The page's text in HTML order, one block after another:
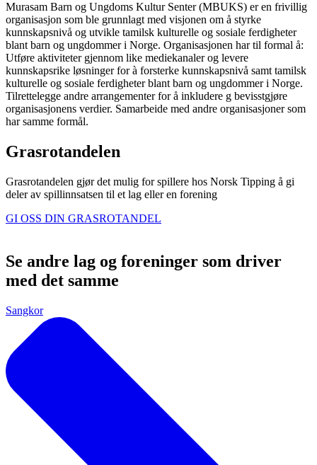
Murasam Barn og Ungdoms Kultur Senter (MBUKS) er en frivillig
organisasjon som ble grunnlagt med visjonen om å styrke
kunnskapsnivå og utvikle tamilsk kulturelle og sosiale ferdigheter
blant barn og ungdommer i Norge. Organisasjonen har til formal å:
Utføre aktiviteter gjennom like mediekanaler og levere
kunnskapsrike løsninger for à forsterke kunnskapsnivå samt tamilsk
kulturelle og sosiale ferdigheter blant barn og ungdommer i Norge.
Tilrettelegge andre arrangementer for å inkludere g bevisstgjøre
organisasjonens verdier. Samarbeide med andre organisasjoner som
har samme formål.
Grasrotandelen
Grasrotandelen gjør det mulig for spillere hos Norsk Tipping å gi
deler av spillinnsatsen til et lag eller en forening
GI OSS DIN GRASROTANDEL
Se andre lag og foreninger som driver
med det samme
Sangkor